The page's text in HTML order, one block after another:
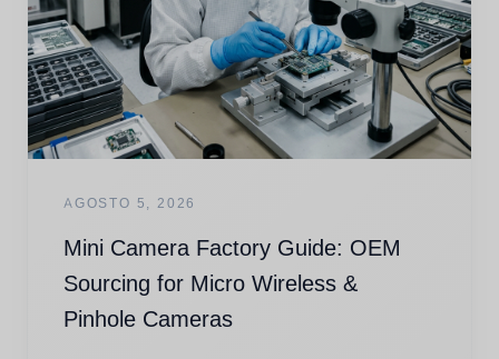
AGOSTO 5, 2026
Mini Camera Factory Guide: OEM
Sourcing for Micro Wireless &
Pinhole Cameras